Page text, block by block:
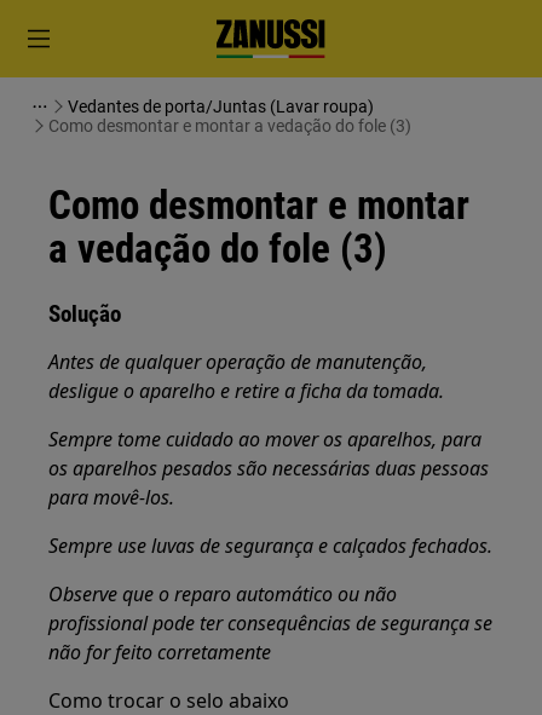
Vedantes de porta/Juntas (Lavar roupa)
Como desmontar e montar a vedação do fole (3)
Como desmontar e montar
a vedação do fole (3)
Solução
Antes de qualquer operação de manutenção,
desligue o aparelho e retire a ficha da tomada.
Sempre tome cuidado ao mover os aparelhos, para
os aparelhos pesados são necessárias duas pessoas
para movê-los.
Sempre use luvas de segurança e calçados fechados.
Observe que o reparo automático ou não
profissional pode ter consequências de segurança se
não for feito corretamente
Como trocar o selo abaixo